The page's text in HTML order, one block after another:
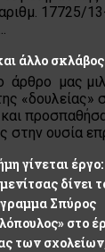
17725/
άλλο
άρθρο μας
«δουλείας»
ουσία
γίνεται
δίνει
Σπύρος
στο
των